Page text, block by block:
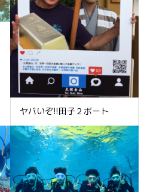
ヤバいぞ!!田子２ボート